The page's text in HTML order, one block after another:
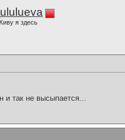
я здесь
и так не высыпается...